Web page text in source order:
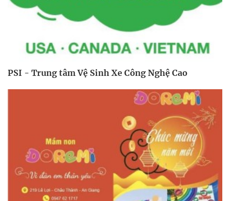
PSI - Trung tâm Vệ Sinh Xe Công Nghệ Cao